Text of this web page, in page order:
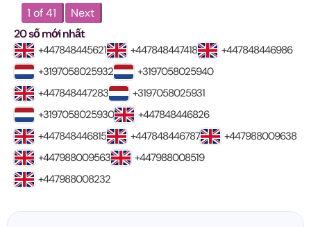
1 of 41
Next
20 số mới nhất
+447848445621 +447848447418
+447848446986
+3197058025932
+3197058025940
+447848447283
+3197058025931
+3197058025930
+447848446826
+447848446815
+447848446787
+447988009638
+447988009563
+447988008519
+447988008232